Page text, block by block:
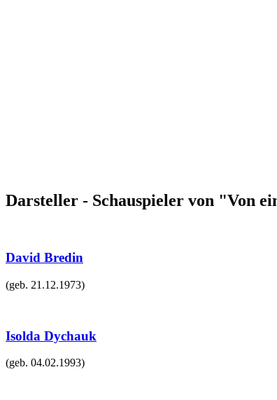
Darsteller - Schauspieler von "Von
David Bredin
(geb. 21.12.1973)
Isolda Dychauk
(geb. 04.02.1993)